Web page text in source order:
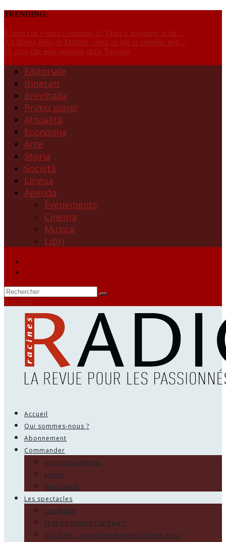
TRENDING:
È vero che è stato Leonardo da Vinci a inventare la bic...
AS Roma-Réal de Madrid : droit au but et contrôle très ...
10 cose che non sapevate della Toscana
Editoriale
Itinerari
Brev’Italia
Primo piano
Attualità
Economia
Arte
Storia
Società
Lingua
Agenda
Événements
Cinema
Musica
Libri
0 produit
Accueil
Qui sommes-nous ?
Abonnement
Commander
Anciens numéros
Livres
Hors-série
Les spectacles
Les Ritals
Et si on chantait la Paix ?
ITALIENS , quand les émigrés c’était nous